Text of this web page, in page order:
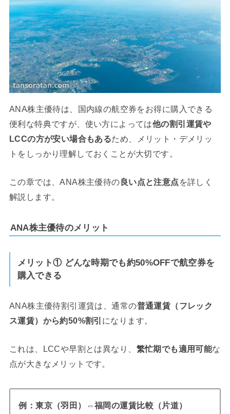
ANA株主優待は、国内線の航空券をお得に購入できる
便利な特典ですが、使い方によっては他の割引運賃や
LCCの方が安い場合もあるため、メリット・デメリッ
トをしっかり理解しておくことが大切です。
この章では、ANA株主優待の良い点と注意点 を詳しく
解説します。
ANA株主優待のメリット
メリット① どんな時期でも約50%OFFで航空券を
購入できる
ANA株主優待割引運賃は、通常の普通運賃（フレック
ス運賃）から約50%割引 になります。
これは、LCCや早割とは異なり、 繁忙期でも適用可能な
点が大きなメリットです。
例：東京（羽田）⇔福岡の運賃比較（片道）